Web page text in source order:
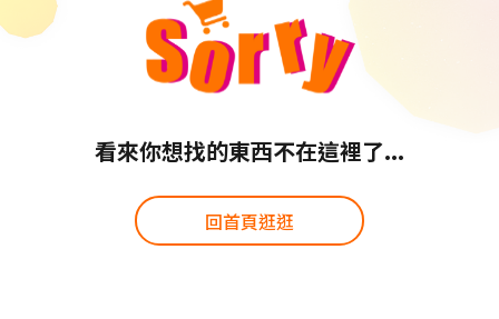
看來你想找的東西不在這裡了...
回首頁逛逛